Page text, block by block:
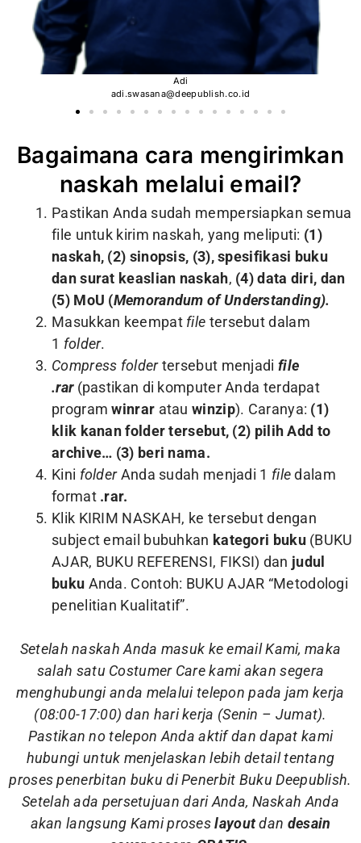
Adi
adi.swasana@deepublish.co.id
Bagaimana cara mengirimkan
naskah melalui email?
Pastikan Anda sudah mempersiapkan semua
file untuk kirim naskah, yang meliputi: (1)
naskah, (2) sinopsis, (3), spesifikasi buku
dan surat keaslian naskah, (4) data diri, dan
(5) MoU (Memorandum of Understanding).
Masukkan keempat file tersebut dalam
1 folder.
Compress foldertersebut menjadi file
.rar(pastikan di komputer Anda terdapat
programwinrar atau winzip). Caranya: (1)
klik kanan folder tersebut, (2) pilih Add to
archive… (3) beri nama.
Kini folderAnda sudah menjadi 1 filedalam
format.rar.
Klik KIRIM NASKAH, ke tersebut dengan
subject email bubuhkan kategori buku(BUKU
AJAR, BUKU REFERENSI, FIKSI) dan judul
buku Anda. Contoh: BUKU AJAR “Metodologi
penelitian Kualitatif”.
Setelah naskah Anda masuk ke email Kami, maka
salah satu Costumer Care kami akan segera
menghubungi anda melalui telepon pada jam kerja
(08:00-17:00) dan hari kerja (Senin – Jumat).
Pastikan no telepon Anda aktif dan dapat kami
hubungi untuk menjelaskan lebih detail tentang
proses penerbitan buku di Penerbit Buku Deepublish.
Setelah ada persetujuan dari Anda, Naskah Anda
akan langsung Kami proseslayoutdan desain